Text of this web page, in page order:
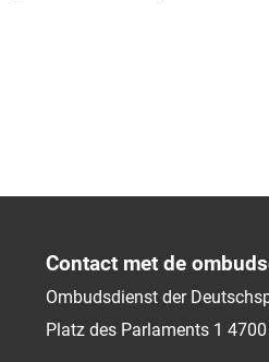
Contact met de
Ombudsdienst der
Platz des Parlaments 1 4700